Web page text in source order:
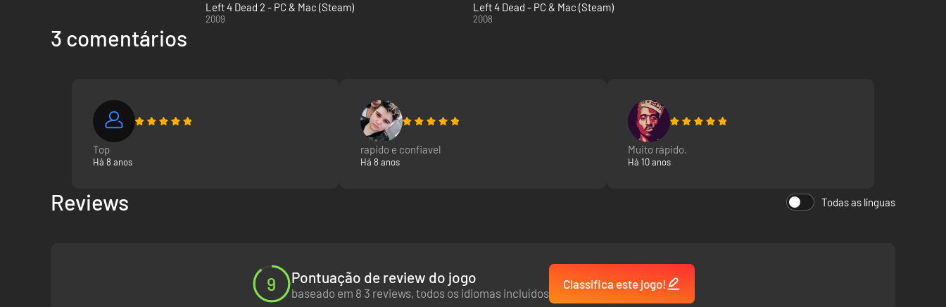
Left 4 Dead 2 - PC & Mac (Steam)
2009
Left 4 Dead - PC & Mac (Steam)
2008
3 comentários
Top
Há 8 anos
rapido e confiavel
Há 8 anos
Muito rápido.
Há 10 anos
Reviews Todas as línguas
9 Pontuação de review do jogo
baseado em 8 3 reviews, todos os idiomas incluídos
Classifica este jogo!